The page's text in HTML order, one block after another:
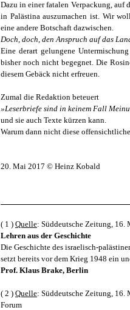
Dazu in einer fatalen Verpackung, auf
in Palästina auszumachen ist. Wir
eine andere Botschaft dazwischen.
Doch, doch, den Anspruch auf das
Eine derart gelungene
bisher noch nicht begegnet. Die
diesem Gebäck nicht erfreuen.
Zumal die Redaktion beteuert
»Leserbriefe sind in keinem Fall
und sie auch Texte kürzen kann.
Warum dann nicht diese
20. Mai 2017 © Heinz Kobald
( 1 ) Quelle: Süddeutsche Zeitung, 16.
Lehren aus der Geschichte
Die Geschichte des israelisch-
setzt bereits vor dem Krieg 1948 ein
Prof. Klaus Brake, Berlin
( 2 ) Quelle: Süddeutsche Zeitung, 16.
Forum